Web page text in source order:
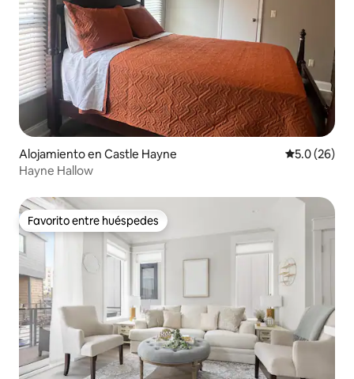
Alojamiento en Castle Hayne Calificación
5.0 (26)
Hayne Hallow
Favorito entre huéspedes
Favorito entre huéspedes